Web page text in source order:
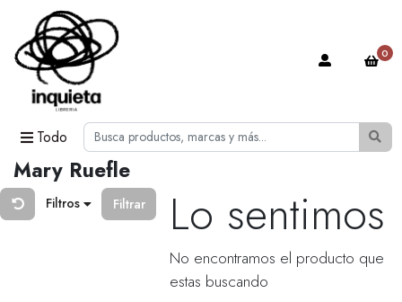
Todo
0
Mary Ruefle
Filtros Filtrar Lo sentimos
No encontramos el producto que
estas buscando